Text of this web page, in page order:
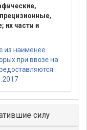
их части и
из наименее
при ввозе на
силу